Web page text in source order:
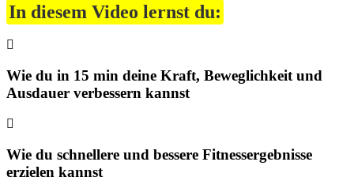
In diesem Video lernst du:
Wie du in 15 min deine Kraft, Beweglichkeit und
Ausdauer verbessern kannst
Wie du schnellere und bessere Fitnessergebnisse
erzielen kannst